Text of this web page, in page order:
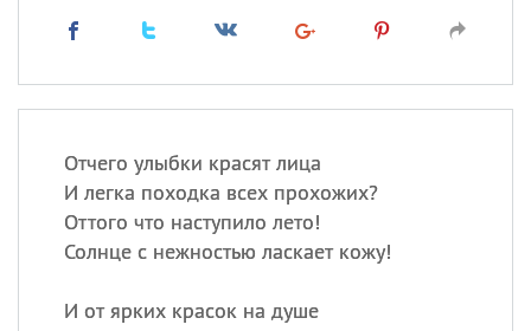
Отчего улыбки красят лица
И легка походка всех прохожих?
Оттого что наступило лето!
Солнце с нежностью ласкает кожу!
И от ярких красок на душе